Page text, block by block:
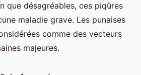
que désagréables, ces piqûres
maladie grave. Les punaises
comme des vecteurs
majeures.